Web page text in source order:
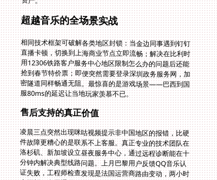
超越音乐的全场景实战
相同技术框架可破解各类地区封锁：当金边同事遇到钉钉
直播卡顿，切换到上海商业节点立即流畅；解决在比利时
用12306铁路客户服务中心地区限制怎么办的问题后还能
抢到春节特价票；即便突然需要登录深圳政务服务网，加
密隧道同样畅通无阻。最惊喜的是游戏场景——巴西到国
服80ms的延迟让当地玩家羡慕不已。
售后支持的真正价值
凌晨三点突然出现咪咕视频提示非中国地区的报错，比硬
件故障更糟心的是联系不上客服。真正专业的技术团队在
洛杉矶、新加坡设立昼夜服务中心，通过远程诊断能在十
分钟内解决典型线路问题。上月巴黎用户反馈QQ音乐认
证失败，工程师检查发现是法国运营商路由变动，两小时